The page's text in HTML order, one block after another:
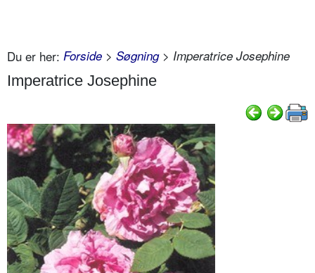
Du er her: Forside > Søgning> Imperatrice Josephine
Imperatrice Josephine